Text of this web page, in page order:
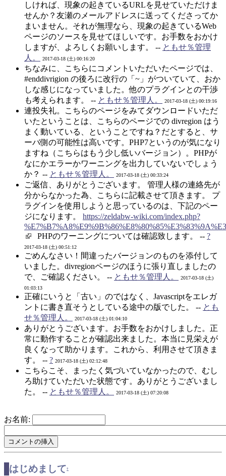
しければ、現象の起きているURLを見せていただけま
せんか？友瀬のメールアドレスに送ってくださってか
まいません。それが無理なら、現象の起きているWeb
ページのソースを見せてほしいです。お手数をおかけ
しますが、よろしくお願いします。 -- ともせ％管理
人。
2017-03-18 (土) 00:16:20
ちなみに、こちらにコメントいただいたページでは、
#enddivrigion の後ろに改行の「~」がついていて、おか
しな感じになっていました。他のプラグインとの干渉
も考えられます。 -- ともせ％管理人。 2017-03-18 (土) 00:19:16
連投失礼。こちらのページをみてダウンロードいただ
いたということは、こちらのページでの divregion はう
まく動いている、ということですね？だとすると、サ
ーバ側の可能性は高いです。PHP7というのが気になり
ますね（こちらはもう少し低いバージョン）。PHPが
なにかエラーかワーニングを出力していないでしょう
か？ -- ともせ％管理人。 2017-03-18 (土) 00:33:24
ご返信、ありがとうございます。 管理人様の連絡先が
分からなかった為、こちらに記載させて頂きます。 プ
ラグインを使用しようと思っているのは、下記のペー
ジになります。 https://zeldabw-wiki.com/index.php?
PHPのワーニングについては確認致します。 -- ?
2017-03-18 (土) 00:51:12
ごめんなさい！間違ったバージョンのものを添付して
いました。divregionページのほうに張り直しましたの
で、ご確認ください。 -- ともせ％管理人。
2017-03-18 (土)
01:03:13
正確にいうと「古い」のではなく、Javascriptをエレガ
ントに書き直そうとしている途中の版でした。 -- とも
せ％管理人。
2017-03-18 (土) 01:04:10
ありがとうございます。お手数をおかけしました。正
常に動作することが確認出来ました。本当に見栄えが
良くなって助かります。これから、利用させて頂きま
す。 -- ? 2017-03-18 (土) 02:12:48
こちらこそ、まったく気づいていなかったので、むし
ろ助けていただいた状態です。ありがとうございまし
た。 -- ともせ％管理人。 2017-03-18 (土) 07:20:08
お名前:
はじめまして†